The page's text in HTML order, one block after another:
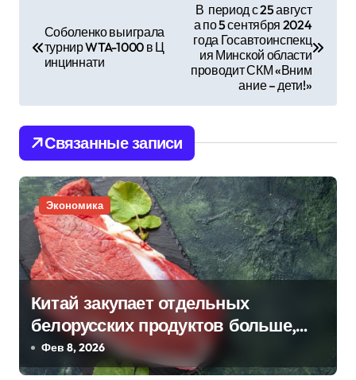
и
г
а
ц
и
я
п
о
з
Соболенко выиграла
турнир WTA-1000 в Ц
инциннати
В период с 25 август
а по 5 сентября 2024
года Госавтоинспекц
ия Минской области
проводит СКМ «Вним
ание – дети!»
Связанные записи
Экономика
Китай закупает отдельных
белорусских продуктов больше,
чем российских. О чем речь?
Фев 8, 2026